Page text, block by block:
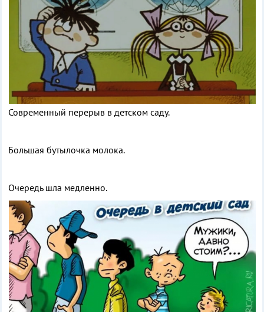
Современный перерыв в детском саду.
Большая бутылочка молока.
Очередь шла медленно.